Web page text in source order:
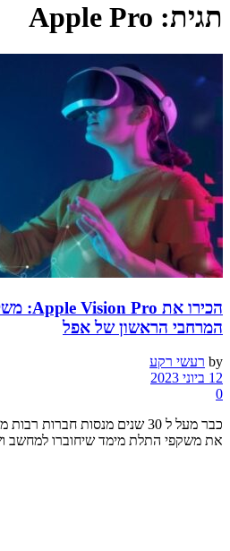
תגית: Apple Pro
המרחבי הראשון של אפל
by רעשי רקע
12 ביוני 2023
0
כבר מעל ל 30 שנים מנסות
את משקפי התלת מימד שיחוברו למחשב